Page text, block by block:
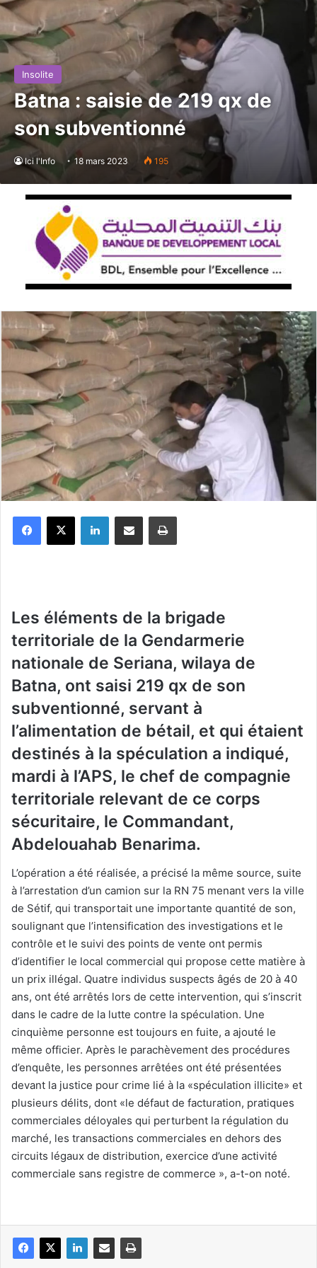
Insolite
Batna : saisie de 219 qx de
son subventionné
Ici l'Info 18 mars 2023 195
Les éléments de la brigade
territoriale de la Gendarmerie
nationale de Seriana, wilaya de
Batna, ont saisi 219 qx de son
subventionné, servant à
l’alimentation de bétail, et qui étaient
destinés à la spéculation a indiqué,
mardi à l’APS, le chef de compagnie
territoriale relevant de ce corps
sécuritaire, le Commandant,
Abdelouahab Benarima.
L’opération a été réalisée, a précisé la même source, suite
à l’arrestation d’un camion sur la RN 75 menant vers la ville
de Sétif, qui transportait une importante quantité de son,
soulignant que l’intensification des investigations et le
contrôle et le suivi des points de vente ont permis
d’identifier le local commercial qui propose cette matière à
un prix illégal. Quatre individus suspects âgés de 20 à 40
ans, ont été arrêtés lors de cette intervention, qui s’inscrit
dans le cadre de la lutte contre la spéculation. Une
cinquième personne est toujours en fuite, a ajouté le
même officier. Après le parachèvement des procédures
d’enquête, les personnes arrêtées ont été présentées
devant la justice pour crime lié à la «spéculation illicite» et
plusieurs délits, dont «le défaut de facturation, pratiques
commerciales déloyales qui perturbent la régulation du
marché, les transactions commerciales en dehors des
circuits légaux de distribution, exercice d’une activité
commerciale sans registre de commerce », a-t-on noté.